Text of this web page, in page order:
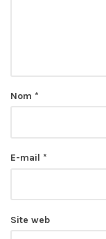
Nom *
E-mail *
Site web